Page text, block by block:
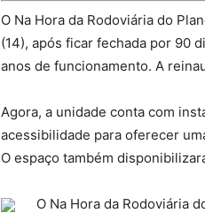
O Na Hora da Rodoviária do
(14), após ficar fechada por 90
anos de funcionamento. A
Agora, a unidade conta com
acessibilidade para oferecer
O espaço também
O Na Hora da Rodoviária